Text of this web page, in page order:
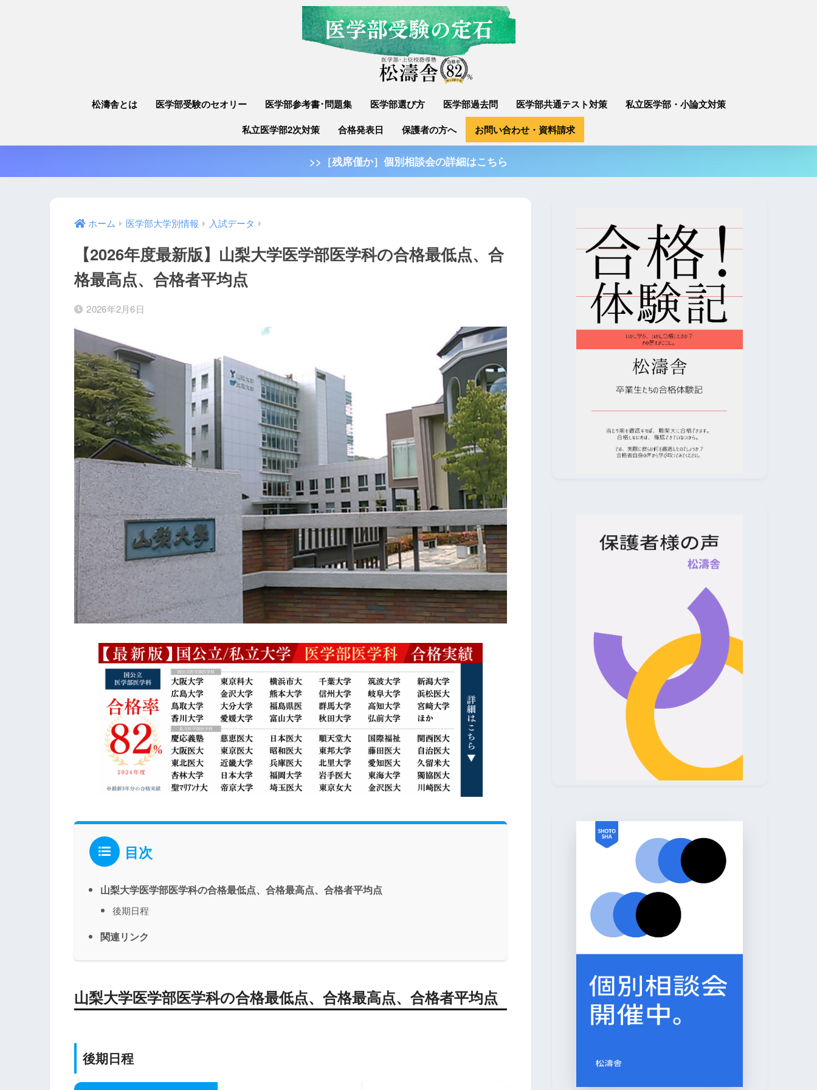
松濤舎とは 医学部受験のセオリー 医学部参考書･問題集 医学部選び方 医学部過去問 医学部共通テスト対策
私立医学部・小論文対策
私立医学部2次対策
合格発表日 保護者の方へ お問い合わせ・資料請求
>>［残席僅か］個別相談会の詳細はこちら
ホーム 医学部大学別情報 入試データ
【2026年度最新版】山梨大学医学部医学科の合格最低点、合
格最高点、合格者平均点
2026年2月6日
目次
山梨大学医学部医学科の合格最低点、合格最高点、合格者平均点
後期日程
関連リンク
山梨大学医学部医学科の合格最低点、合格最高点、合格者平均点
後期日程